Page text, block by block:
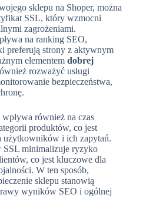
sklepu na Shoper, można
SSL, który wzmocni
zagrożeniami.
na ranking SEO,
preferują strony z aktywnym
elementem dobrej
rozważyć usługi
bezpieczeństwa,
również na czas
produktów, co jest
użytkowników i ich zapytań.
minimalizuje ryzyko
co jest kluczowe dla
W ten sposób,
sklepu stanowią
wyników SEO i ogólnej